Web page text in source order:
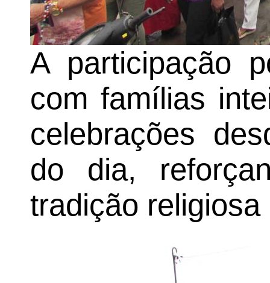
A participação
com famílias
celebrações
do dia,
tradição